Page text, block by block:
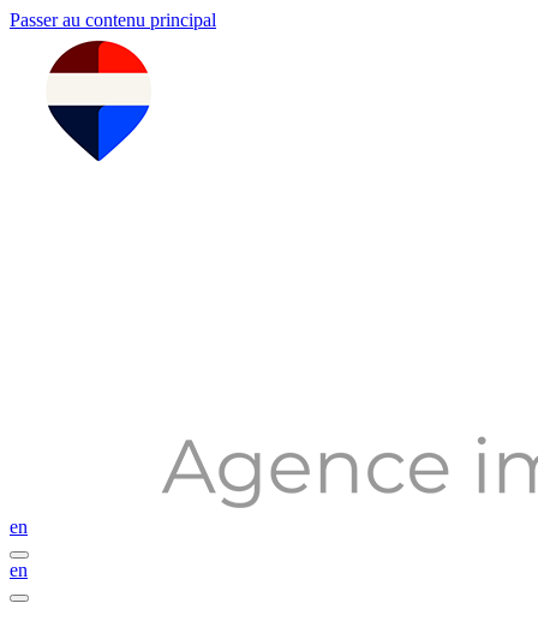
Passer au contenu principal
en
en